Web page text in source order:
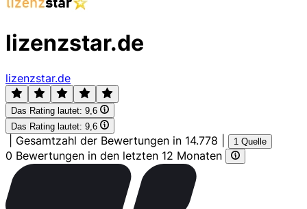
lizenzstar.de
lizenzstar.de
Das Rating lautet: 9,6
Das Rating lautet: 9,6
Gesamtzahl der Bewertungen in 14.778 1 Quelle
0 Bewertungen in den letzten 12 Monaten